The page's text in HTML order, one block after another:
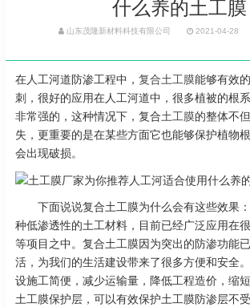
什么养的土工膜
山东茂隆新材料科技有限公司 2021-04-28
在人工河道防渗工程中， 复合土工膜能够有效
刺，很好的应用在人工河道中，很多植被的根
非常强的，这种情况下，复合土工膜的整体不
失，更重要的是在某些方面它也能够保护植物
会出现破损。
下面说说复合土工膜为什么会有这些效
种低渗透性的土工材料，目前已经广泛应用在
等项目之中。复合土工膜因为突出的防渗功能
活，为我们的生活建设带来了很多方便和安全
设施工简便，减少运输量，降低工程造价，
土工膜保护层，可以有效保护土工膜防渗层不